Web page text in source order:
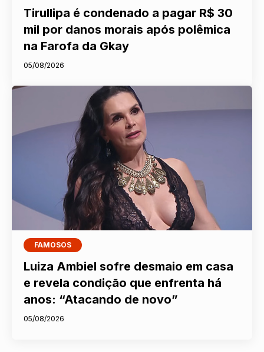
Tirullipa é condenado a pagar R$ 30
mil por danos morais após polêmica
na Farofa da Gkay
05/08/2026
FAMOSOS
Luiza Ambiel sofre desmaio em casa
e revela condição que enfrenta há
anos: “Atacando de novo”
05/08/2026